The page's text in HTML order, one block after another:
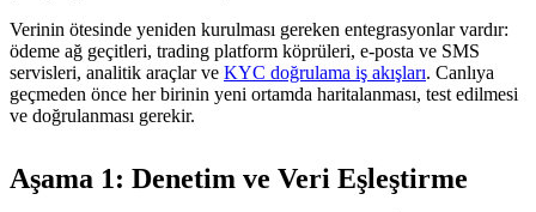
Verinin ötesinde yeniden kurulması gereken entegrasyonlar vardır:
ödeme ağ geçitleri, trading platform köprüleri, e-posta ve SMS
servisleri, analitik araçlar ve KYC doğrulama iş akışları. Canlıya
geçmeden önce her birinin yeni ortamda haritalanması, test edilmesi
ve doğrulanması gerekir.
Aşama 1: Denetim ve Veri Eşleştirme